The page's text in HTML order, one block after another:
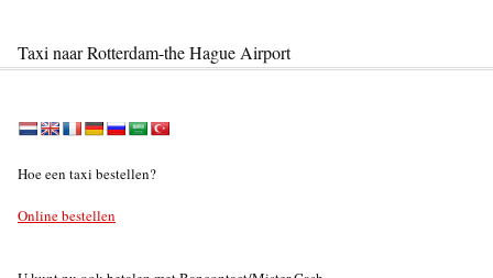
Taxi naar Rotterdam-the Hague Airport
Hoe een taxi bestellen?
Online bestellen